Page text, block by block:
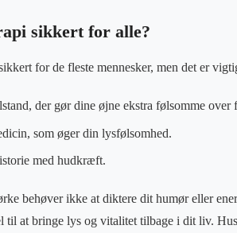
sikkert for alle?
for de fleste mennesker, men det er
der gør dine øjne ekstra følsomme over
som øger din lysfølsomhed.
med hudkræft.
behøver ikke at diktere dit humør eller
til at bringe lys og vitalitet tilbage i dit liv.